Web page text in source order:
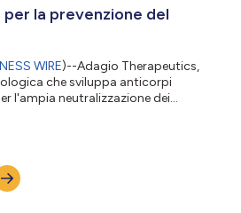
la prevenzione del
WIRE)--Adagio Therapeutics,
che sviluppa anticorpi
l'ampia neutralizzazione dei
è supportato da dati preliminari
1 dell'azienda, attualmente in corso